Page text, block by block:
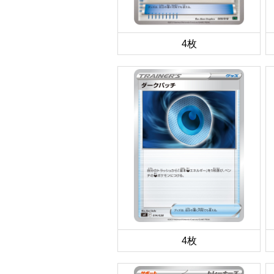
4枚
4枚